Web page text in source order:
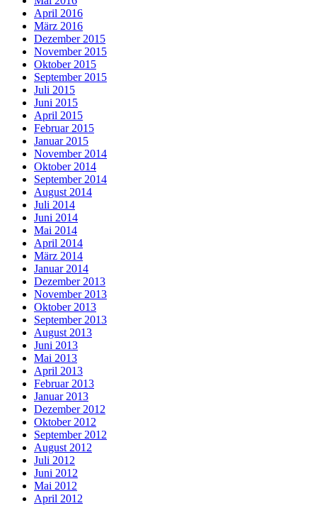
April 2016
März 2016
Dezember 2015
November 2015
Oktober 2015
September 2015
Juli 2015
Juni 2015
April 2015
Februar 2015
Januar 2015
November 2014
Oktober 2014
September 2014
August 2014
Juli 2014
Juni 2014
Mai 2014
April 2014
März 2014
Januar 2014
Dezember 2013
November 2013
Oktober 2013
September 2013
August 2013
Juni 2013
Mai 2013
April 2013
Februar 2013
Januar 2013
Dezember 2012
Oktober 2012
September 2012
August 2012
Juli 2012
Juni 2012
Mai 2012
April 2012